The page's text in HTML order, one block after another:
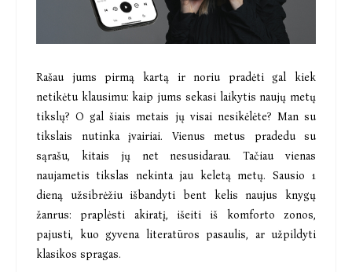
Rašau jums pirmą kartą ir noriu pradėti gal kiek
netikėtu klausimu: kaip jums sekasi laikytis naujų metų
tikslų? O gal šiais metais jų visai nesikėlėte? Man su
tikslais nutinka įvairiai. Vienus metus pradedu su
sąrašu, kitais jų net nesusidarau. Tačiau vienas
naujametis tikslas nekinta jau keletą metų. Sausio 1
dieną užsibrėžiu išbandyti bent kelis naujus knygų
žanrus: praplėsti akiratį, išeiti iš komforto zonos,
pajusti, kuo gyvena literatūros pasaulis, ar užpildyti
klasikos spragas.